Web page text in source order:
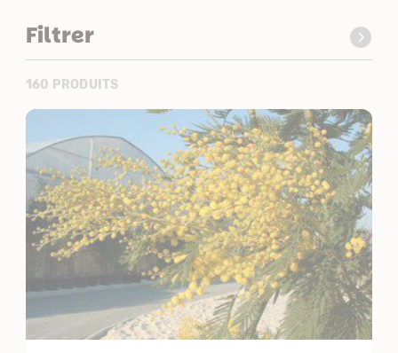
Filtrer
160 PRODUITS